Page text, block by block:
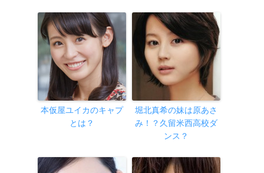
本仮屋ユイカのキャプ
とは？
堀北真希の妹は原あさ
み！？久留米西高校ダ
ンス？